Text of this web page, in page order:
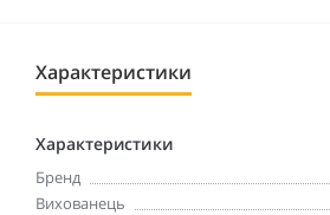
Характеристики
Характеристики
Бренд
Вихованець